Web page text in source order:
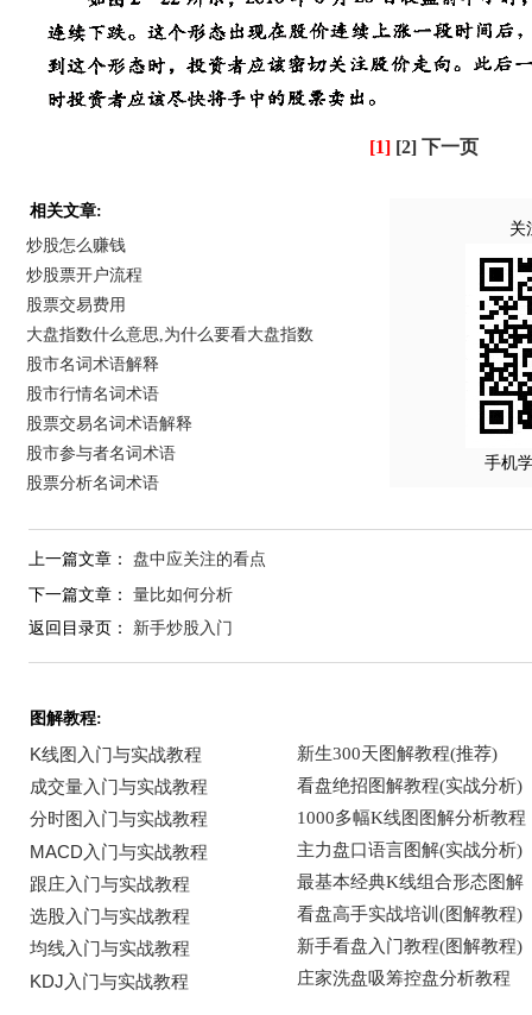
[1] [2] 下一页
相关文章:
炒股怎么赚钱
炒股票开户流程
股票交易费用
大盘指数什么意思,为什么要看大盘指数
股市名词术语解释
股市行情名词术语
股票交易名词术语解释
股市参与者名词术语
股票分析名词术语
关
手机
上一篇文章： 盘中应关注的看点
下一篇文章： 量比如何分析
返回目录页： 新手炒股入门
图解教程: